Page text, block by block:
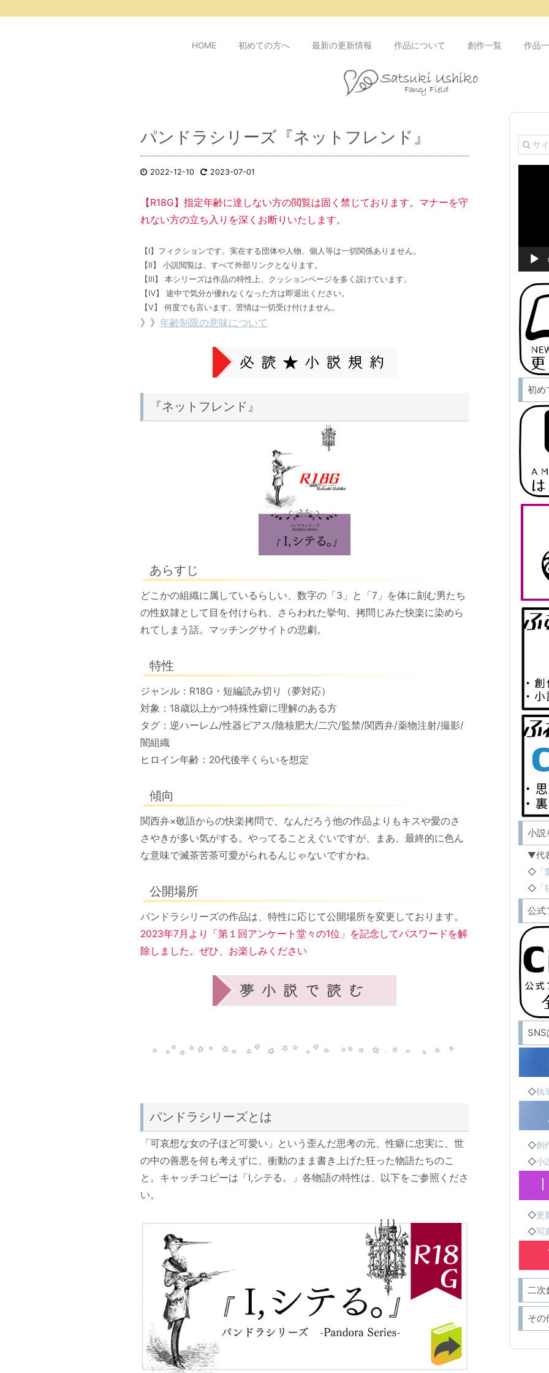
HOME 初めての方へ 最新の更新情報 作品について 創作一覧 作品
パンドラシリーズ『ネットフレンド』
2022-12-10 2023-07-01
【R18G】指定年齢に達しない方の閲覧は固く禁じております。マナーを守
れない方の立ち入りを深くお断りいたします。
【Ⅰ】フィクションです。実在する団体や人物、個人等は一切関係ありません。
【Ⅱ】 小説閲覧は、すべて外部リンクとなります。
【Ⅲ】 本シリーズは作品の特性上、クッションページを多く設けています。
【Ⅳ】 途中で気分が優れなくなった方は即退出ください。
【Ⅴ】 何度でも言います。苦情は一切受け付けません。
》》 年齢制限の意味について
『ネットフレンド』
あらすじ
どこかの組織に属しているらしい、数字の「3」と「7」を体に刻む男たち
の性奴隷として目を付けられ、さらわれた挙句、拷問じみた快楽に染めら
れてしまう話。マッチングサイトの悲劇。
特性
ジャンル：R18G・短編読み切り（夢対応）
対象：18歳以上かつ特殊性癖に理解のある方
タグ：逆ハーレム/性器ピアス/陰核肥大/二穴/監禁/関西弁/薬物注射/撮影/
闇組織
ヒロイン年齢：20代後半くらいを想定
傾向
関西弁×敬語からの快楽拷問で、なんだろう他の作品よりもキスや愛のさ
さやきが多い気がする。やってることえぐいですが、まあ、最終的に色ん
な意味で滅茶苦茶可愛がられるんじゃないですかね。
公開場所
パンドラシリーズの作品は、特性に応じて公開場所を変更しております。
2023年7月より「第１回アンケート堂々の1位」を記念してパスワードを解
除しました。ぜひ、お楽しみください
パンドラシリーズとは
「可哀想な女の子ほど可愛い」という歪んだ思考の元、性癖に忠実に、世
の中の善悪を何も考えずに、衝動のまま書き上げた狂った物語たちのこ
と。キャッチコピーは「I,シテる。」各物語の特性は、以下をご参照くださ
い。
初め
小説
▼代
◇
◇
公式
◇執
◇創
◇小
◇更
◇写
二次
その